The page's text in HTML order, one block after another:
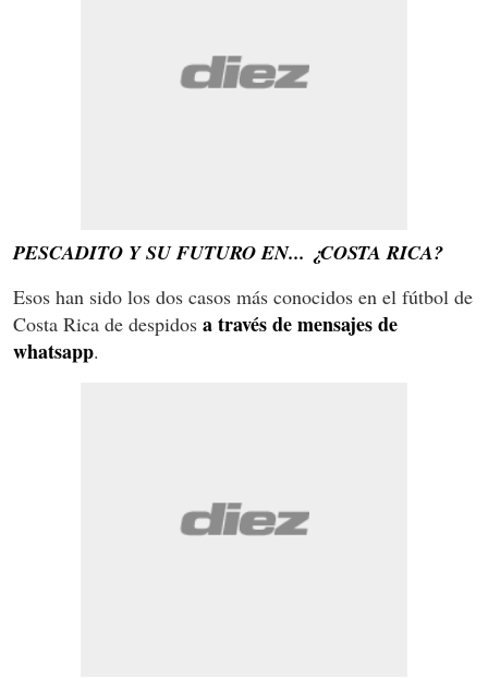
PESCADITO Y SU FUTURO EN... ¿COSTA RICA?
Esos han sido los dos casos más conocidos en el fútbol de
Costa Rica de despidos a través de mensajes de
whatsapp.